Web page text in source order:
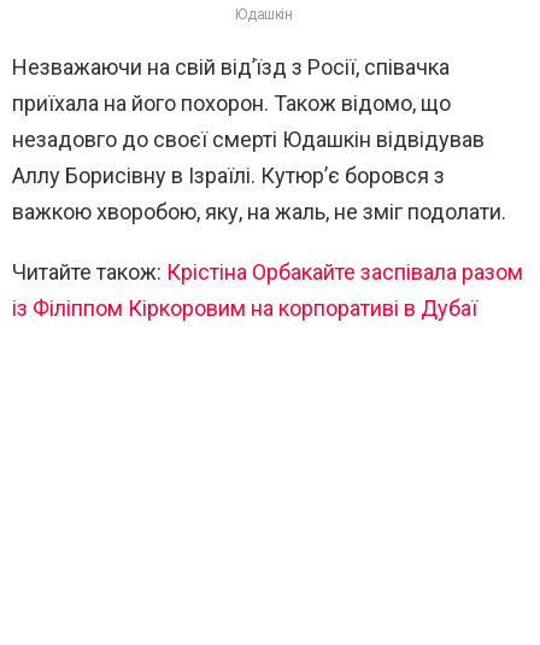
Юдашкін
Незважаючи на свій від’їзд з Росії, співачка
приїхала на його похорон. Також відомо, що
незадовго до своєї смерті Юдашкін відвідував
Аллу Борисівну в Ізраїлі. Кутюр’є боровся з
важкою хворобою, яку, на жаль, не зміг подолати.
Читайте також: Крістіна Орбакайте заспівала разом
із Філіппом Кіркоровим на корпоративі в Дубаї